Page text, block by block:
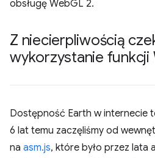
obsługę WebGL 2.
Z niecierpliwością
wykorzystanie funkcji
Dostępność Earth w internecie
6 lat temu zaczęliśmy od
na asm.js, które było przez lata